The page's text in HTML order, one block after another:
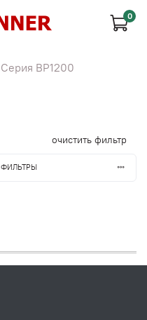
0
Серия BP1200
очистить фильтр
ФИЛЬТРЫ